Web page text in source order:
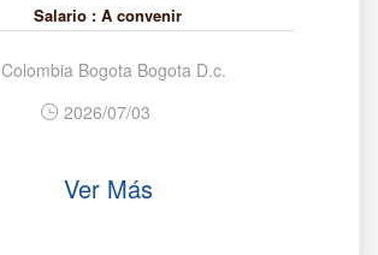
Salario : A convenir
Colombia Bogota Bogota D.c.
2026/07/03
Ver Más